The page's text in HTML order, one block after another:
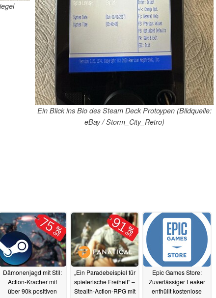
Ein Blick ins Bio des Steam Deck Protoypen (Bildquelle:
eBay / Storm_City_Retro)
Dämonenjagd mit Stil:
Action-Kracher mit
über 90k positiven
„Ein Paradebeispiel für
spielerische Freiheit“ –
Stealth-Action-RPG mit
Epic Games Store:
Zuverlässiger Leaker
enthüllt kostenlose